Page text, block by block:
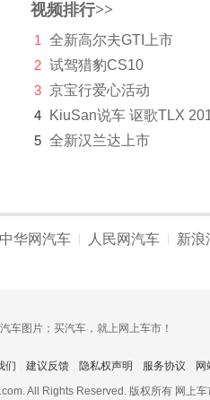
视频排行>>
1
全新高尔夫GTI上市
2 试驾猎豹CS10
3 京宝行爱心活动
4
KiuSan说车 讴歌TLX
5 全新汉兰达上市
中华网汽车 人民网汽车 新浪
们 建议反馈 隐私权声明 服务协议 网
All Rights Reserved. 版权所有 网上车